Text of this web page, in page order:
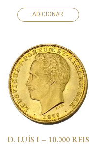
ADICIONAR
D. LUÍS I – 10.000 REIS